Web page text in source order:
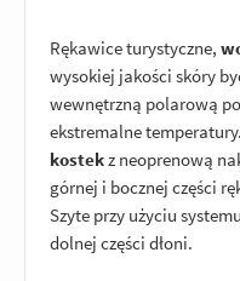
Rękawice turystyczne,
wysokiej jakości skóry
wewnętrzną polarową
ekstremalne temperatury.
kostekz neoprenową
górnej i bocznej części
Szyte przy użyciu
dolnej części dłoni.